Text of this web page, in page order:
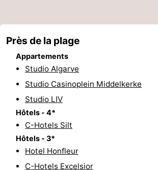
-
Piscines
-
Faire
vélo
Équitation
Terrains
Près de la plage
Appartements
Studio Algarve
Studio Casinoplein Middelkerke
Studio LIV
Hôtels - 4*
C-Hotels Silt
Hôtels - 3*
Hotel Honfleur
C-Hotels Excelsior